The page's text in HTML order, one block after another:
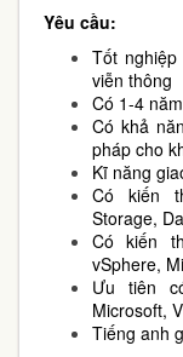
Yêu cầu:
Tốt
viễn thông
Có 1-4
Có khả
pháp cho
Kĩ năng
Có kiến
Storage,
Có kiến
vSphere,
Ưu tiên
Microsoft,
Tiếng anh